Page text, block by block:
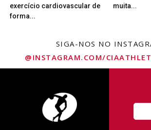
exercício cardiovascular de
forma...
muita...
SIGA-NOS NO
@INSTAGRAM.COM/